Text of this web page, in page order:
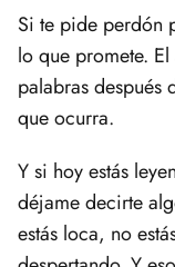
Si te pide perdón
lo que promete.
palabras después
que ocurra.
Y si hoy estás
déjame decirte
estás loca, no